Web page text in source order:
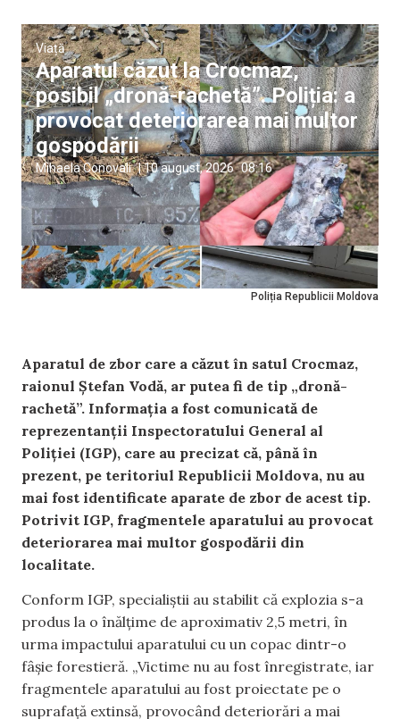
Poliția Republicii Moldova
Viață
Aparatul căzut la Crocmaz,
posibil „dronă-rachetă”. Poliția: a
provocat deteriorarea mai multor
gospodării
Mihaela Conovali |10 august, 2026 08:16
Aparatul de zbor care a căzut în satul Crocmaz,
raionul Ștefan Vodă, ar putea fi de tip „dronă-
rachetă”. Informația a fost comunicată de
reprezentanții Inspectoratului General al
Poliției (IGP), care au precizat că, până în
prezent, pe teritoriul Republicii Moldova, nu au
mai fost identificate aparate de zbor de acest tip.
Potrivit IGP, fragmentele aparatului au provocat
deteriorarea mai multor gospodării din
localitate.
Conform IGP, specialiștii au stabilit că explozia s-a
produs la o înălțime de aproximativ 2,5 metri, în
urma impactului aparatului cu un copac dintr-o
fâșie forestieră. „Victime nu au fost înregistrate, iar
fragmentele aparatului au fost proiectate pe o
suprafață extinsă, provocând deteriorări a mai